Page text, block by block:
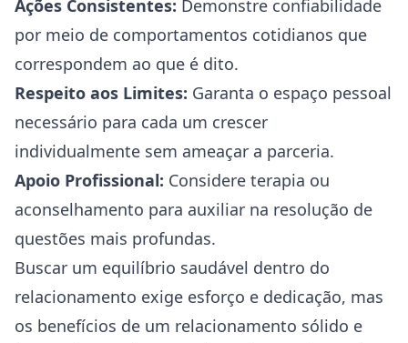
Ações Consistentes: Demonstre confiabilidade
por meio de comportamentos cotidianos que
correspondem ao que é dito.
Respeito aos Limites: Garanta o espaço pessoal
necessário para cada um crescer
individualmente sem ameaçar a parceria.
Apoio Profissional: Considere terapia ou
aconselhamento para auxiliar na resolução de
questões mais profundas.
Buscar um equilíbrio saudável dentro do
relacionamento exige esforço e dedicação, mas
os benefícios de um relacionamento sólido e